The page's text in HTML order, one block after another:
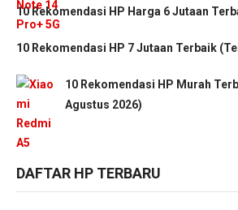
10 Rekomendasi HP Harga 6 Jutaan
10 Rekomendasi HP 7 Jutaan Terbaik
10 Rekomendasi HP Murah
Agustus 2026)
DAFTAR HP TERBARU